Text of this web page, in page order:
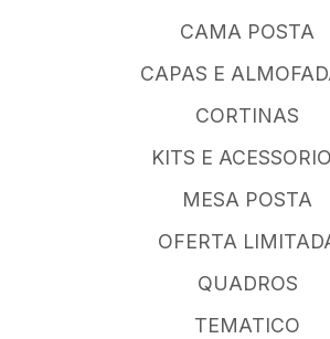
CAMA POSTA
CAPAS E
CORTINAS
KITS E
MESA POSTA
OFERTA
QUADROS
TEMATICO